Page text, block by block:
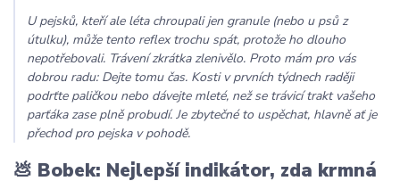
U pejsků, kteří ale léta chroupali jen granule (nebo u psů z
útulku), může tento reflex trochu spát, protože ho dlouho
nepotřebovali. Trávení zkrátka zlenivělo. Proto mám pro vás
dobrou radu: Dejte tomu čas. Kosti v prvních týdnech raději
podrťte paličkou nebo dávejte mleté, než se trávicí trakt vašeho
parťáka zase plně probudí. Je zbytečné to uspěchat, hlavně ať je
přechod pro pejska v pohodě.
💩 Bobek: Nejlepší indikátor, zda krmná